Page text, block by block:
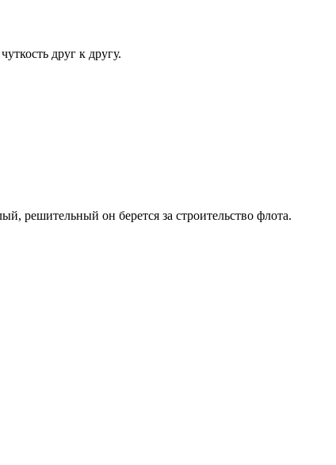
друг к другу.
решительный он берется за строительство флота.